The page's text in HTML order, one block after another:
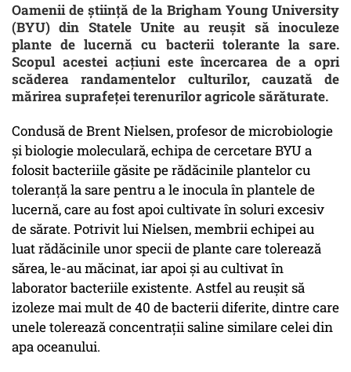
Oamenii de știință de la Brigham Young University
(BYU) din Statele Unite au reușit să inoculeze
plante de lucernă cu bacterii tolerante la sare.
Scopul acestei acțiuni este încercarea de a opri
scăderea randamentelor culturilor, cauzată de
mărirea suprafeței terenurilor agricole sărăturate.
Condusă de Brent Nielsen, profesor de microbiologie
și biologie moleculară, echipa de cercetare BYU a
folosit bacteriile găsite pe rădăcinile plantelor cu
toleranță la sare pentru a le inocula în plantele de
lucernă, care au fost apoi cultivate în soluri excesiv
de sărate. Potrivit lui Nielsen, membrii echipei au
luat rădăcinile unor specii de plante care tolerează
sărea, le-au măcinat, iar apoi și au cultivat în
laborator bacteriile existente. Astfel au reușit să
izoleze mai mult de 40 de bacterii diferite, dintre care
unele tolerează concentrații saline similare celei din
apa oceanului.